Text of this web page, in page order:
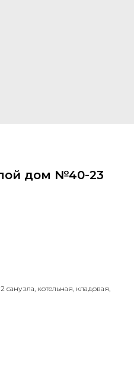
дом №40-23
санузла, котельная, кладовая,